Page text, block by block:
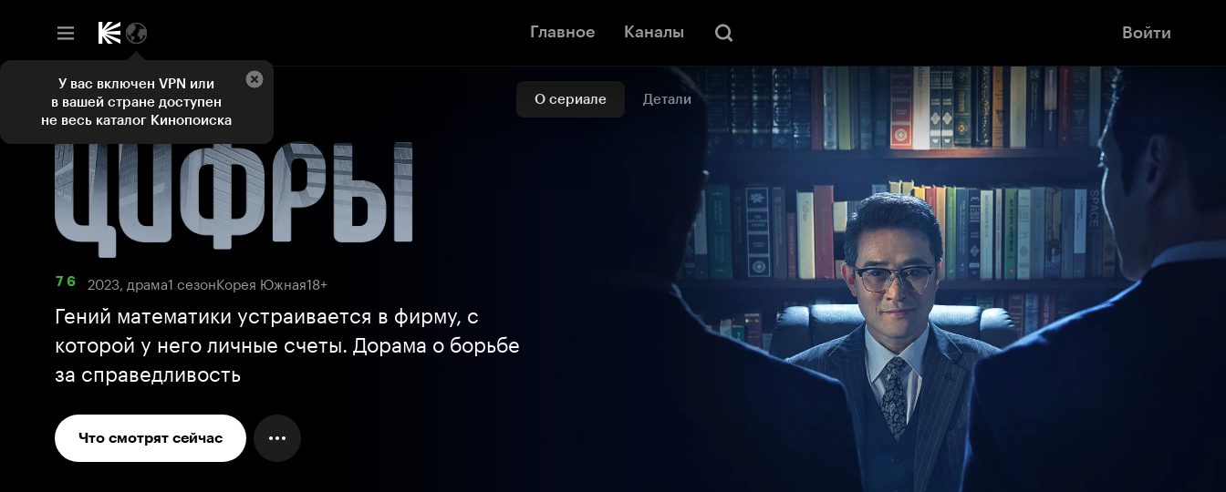
Главное Каналы Войти
О сериале Детали
7 6 2023, драма1 сезонКорея Южная18+
Гений математики устраивается в фирму, с
которой у него личные счеты. Дорама о борьбе
за справедливость
Что смотрят сейчас
У вас включен VPN или
в вашей стране доступен
не весь каталог Кинопоиска